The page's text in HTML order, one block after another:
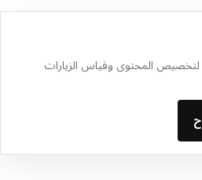
المحتوى وقياس الزيارات